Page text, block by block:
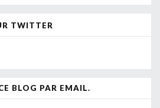
TWITTER
BLOG PAR EMAIL.